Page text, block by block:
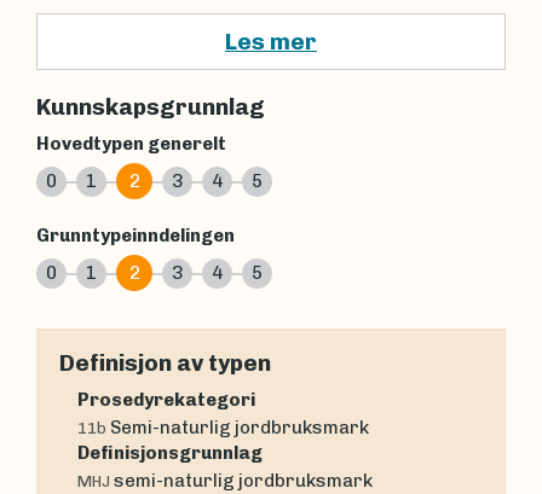
Les mer
Kunnskapsgrunnlag
Hovedtypen generelt
0
1 2 3 4 5
Grunntypeinndelingen
0
1 2 3 4 5
Definisjon av typen
Prosedyrekategori
11b Semi-naturlig jordbruksmark
Definisjonsgrunnlag
MHJ semi-naturlig jordbruksmark